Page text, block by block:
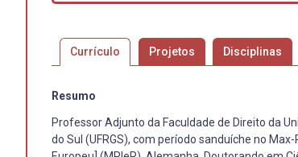
Currículo Projetos Disciplinas
Resumo
Professor Adjunto da Faculdade de Direito da
do Sul (UFRGS), com período sanduíche no